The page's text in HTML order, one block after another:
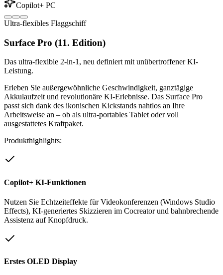
Copilot+ PC
Ultra-flexibles Flaggschiff
Surface Pro (11. Edition)
Das ultra-flexible 2-in-1, neu definiert mit unübertroffener KI-
Leistung.
Erleben Sie außergewöhnliche Geschwindigkeit, ganztägige
Akkulaufzeit und revolutionäre KI-Erlebnisse. Das Surface Pro
passt sich dank des ikonischen Kickstands nahtlos an Ihre
Arbeitsweise an – ob als ultra-portables Tablet oder voll
ausgestattetes Kraftpaket.
Produkthighlights:
Copilot+ KI-Funktionen
Nutzen Sie Echtzeiteffekte für Videokonferenzen (Windows Studio
Effects), KI-generiertes Skizzieren im Cocreator und bahnbrechende
Assistenz auf Knopfdruck.
Erstes OLED Display